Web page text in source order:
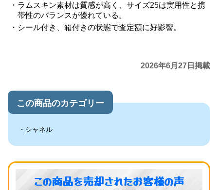
ラムスキン素材は質感が高く、サイズ25は実用性と携
帯性のバランスが優れている。
シール付き、箱付きの状態で査定額に好影響。
2026年6月27日掲載
この商品のカテゴリー
シャネル
この商品を売却されたお客様の声